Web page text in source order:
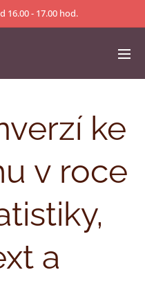
16.00 - 17.00 hod.
ke
v roce
a